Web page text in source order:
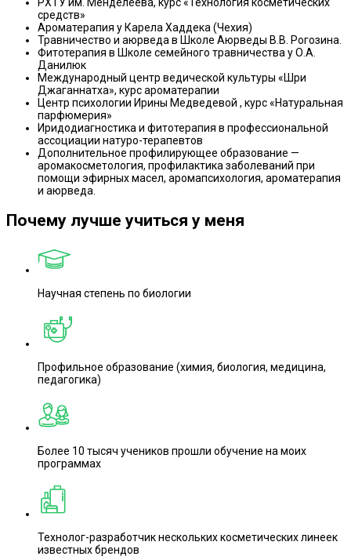
средств»
Ароматерапия у Карела Хаддека (Чехия)
Травничество и аюрведа в Школе Аюрведы В.В. Рогозина.
Фитотерапия в Школе семейного травничества у О.А.
Данилюк
Международный центр ведической культуры «Шри
Джаганнатха», курс ароматерапии
Центр психологии Ирины Медведевой , курс «Натуральная
парфюмерия»
Иридодиагностика и фитотерапия в профессиональной
ассоциации натуро-терапевтов
Дополнительное профилирующее образование —
аромакосметология, профилактика заболеваний при
помощи эфирных масел, аромапсихология, ароматерапия
и аюрведа.
Почему лучше учиться у меня
Научная степень по биологии
Профильное образование (химия, биология, медицина,
педагогика)
Более 10 тысяч учеников прошли обучение на моих
программах
Технолог-разработчик нескольких косметических линеек
известных брендов